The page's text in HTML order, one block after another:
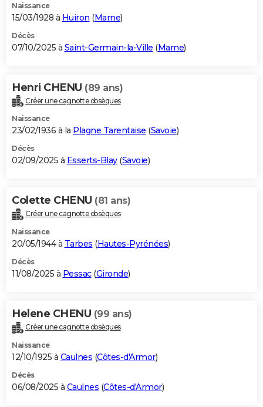
Naissance
15/03/1928 à Huiron (Marne)
Décès
07/10/2025 à Saint-Germain-la-Ville (Marne)
Henri CHENU (89 ans)
Créer une cagnotte obsèques
Naissance
23/02/1936 à la Plagne Tarentaise (Savoie)
Décès
02/09/2025 à Esserts-Blay(Savoie)
Colette CHENU (81 ans)
Créer une cagnotte obsèques
Naissance
20/05/1944 à Tarbes (Hautes-Pyrénées)
Décès
11/08/2025 à Pessac(Gironde)
Helene CHENU (99 ans)
Créer une cagnotte obsèques
Naissance
12/10/1925 à Caulnes (Côtes-d'Armor)
Décès
06/08/2025 à Caulnes (Côtes-d'Armor)